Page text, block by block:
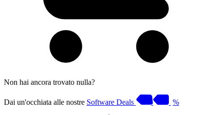
Non hai ancora trovato nulla?
Dai un'occhiata alle nostre Software Deals %